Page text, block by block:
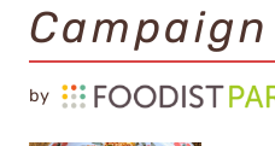
Campaign
by